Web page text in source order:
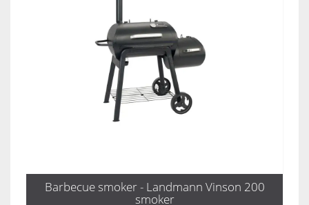
Barbecue smoker - Landmann Vinson 200
smoker